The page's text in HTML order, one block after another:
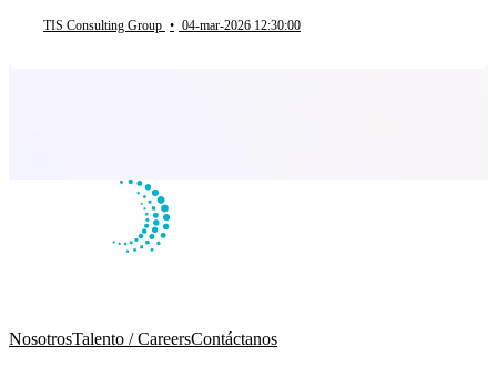
TIS Consulting Group • 04-mar-2026 12:30:00
NosotrosTalento / CareersContáctanos